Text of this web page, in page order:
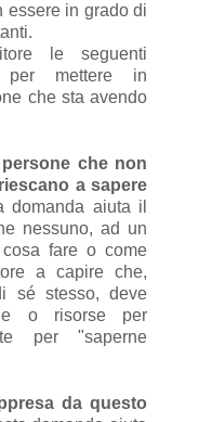
essere in grado di
le seguenti
per mettere in
che sta avendo
che non
a sapere
domanda aiuta il
nessuno, ad un
fare o come
a capire che,
sé stesso, deve
o risorse per
per "saperne
da questo